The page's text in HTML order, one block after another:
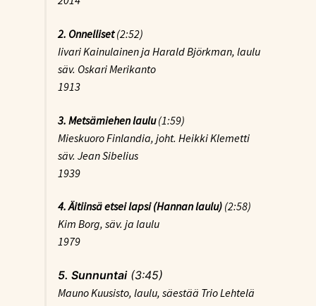
2. Onnelliset(2:52)
Iivari Kainulainen ja Harald Björkman, laulu
säv. Oskari Merikanto
1913
3. Metsämiehen laulu(1:59)
Mieskuoro Finlandia, joht. Heikki Klemetti
säv. Jean Sibelius
1939
4. Äitiinsä etsei lapsi (Hannan laulu) (2:58)
Kim Borg, säv. ja laulu
1979
5. Sunnuntai(3:45)
Mauno Kuusisto, laulu, säestää Trio Lehtelä